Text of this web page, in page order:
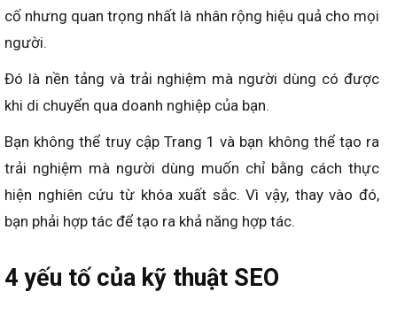
cố nhưng quan trọng nhất là nhân rộng hiệu quả cho mọi
người.
Đó là nền tảng và trải nghiệm mà người dùng có được
khi di chuyển qua doanh nghiệp của bạn.
Bạn không thể truy cập Trang 1 và bạn không thể tạo ra
trải nghiệm mà người dùng muốn chỉ bằng cách thực
hiện nghiên cứu từ khóa xuất sắc. Vì vậy, thay vào đó,
bạn phải hợp tác để tạo ra khả năng hợp tác.
4 yếu tố của kỹ thuật SEO